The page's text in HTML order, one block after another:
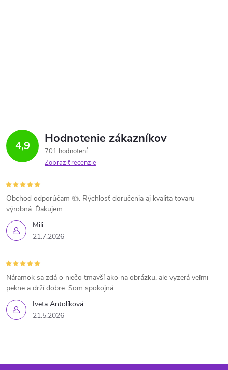
4,9 Hodnotenie zákazníkov
701 hodnotení
Zobraziť recenzie
Mili
21.7.2026
Obchod odporúčam 👍. Rýchlosť doručenia aj kvalita tovaru
výrobná. Ďakujem.
Iveta Antolíková
21.5.2026
Náramok sa zdá o niečo tmavší ako na obrázku, ale vyzerá veľmi
pekne a drží dobre. Som spokojná